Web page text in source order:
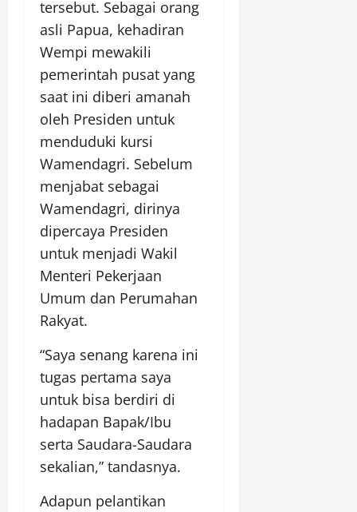
tersebut. Sebagai orang
asli Papua, kehadiran
Wempi mewakili
pemerintah pusat yang
saat ini diberi amanah
oleh Presiden untuk
menduduki kursi
Wamendagri. Sebelum
menjabat sebagai
Wamendagri, dirinya
dipercaya Presiden
untuk menjadi Wakil
Menteri Pekerjaan
Umum dan Perumahan
Rakyat.
“Saya senang karena ini
tugas pertama saya
untuk bisa berdiri di
hadapan Bapak/Ibu
serta Saudara-Saudara
sekalian,” tandasnya.
Adapun pelantikan